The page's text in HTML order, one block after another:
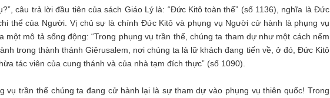
câu trả lời đầu tiên của sách Giáo Lý là: “Đức Kitô toàn thể” (số 1136), nghĩa là Đức
thể của Người. Vị chủ sự là chính Đức Kitô và phụng vụ Người cử hành là phụng vụ
một mô tả sống động: “Trong phụng vụ trần thế, chúng ta tham dự như một cách nếm
trong thành thánh Giêrusalem, nơi chúng ta là lữ khách đang tiến về, ở đó, Đức Kitô
tác viên của cung thánh và của nhà tạm đích thực” (số 1090).
vụ trần thế chúng ta đang cử hành lại là sự tham dự vào phụng vụ thiên quốc! Trong